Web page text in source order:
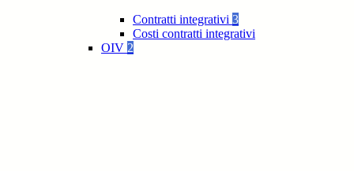
Contratti integrativi 3
Costi contratti integrativi
OIV 2